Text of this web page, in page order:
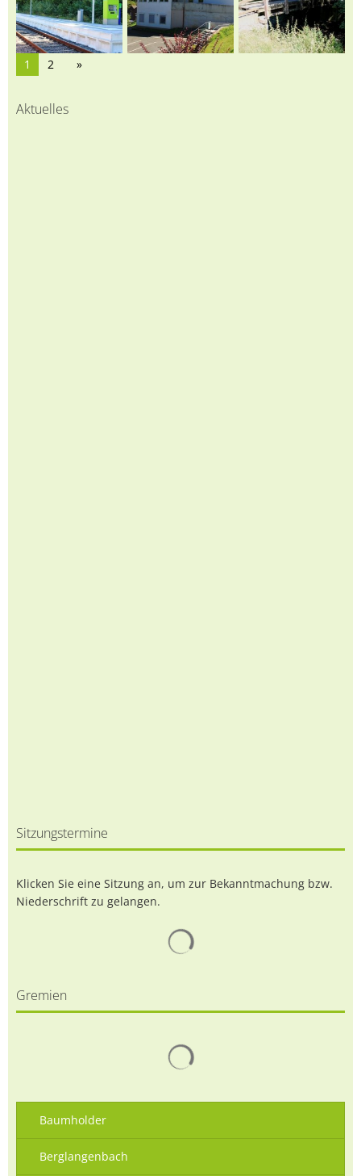
1 2
Aktuelles
Sitzungstermine
Klicken Sie eine Sitzung an, um zur Bekanntmachung bzw.
Niederschrift zu gelangen.
Gremien
Baumholder
Berglangenbach